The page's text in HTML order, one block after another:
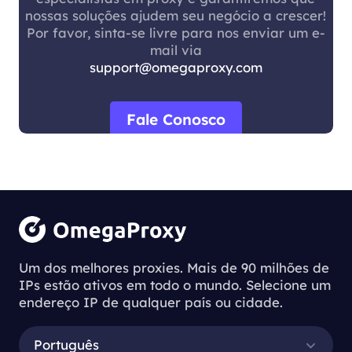
nossas soluções ajudem seu negócio a crescer!
Por favor, sinta-se livre para nos enviar um e-
mail via
support@omegaproxy.com
Fale Conosco
Um dos melhores proxies. Mais de 90 milhões de
IPs estão ativos em todo o mundo. Selecione um
endereço IP de qualquer país ou cidade.
Português